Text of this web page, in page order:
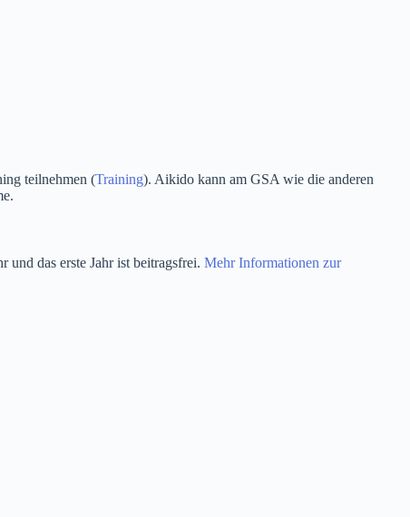
teilnehmen (Training). Aikido kann am GSA wie die anderen
das erste Jahr ist beitragsfrei. Mehr Informationen zur